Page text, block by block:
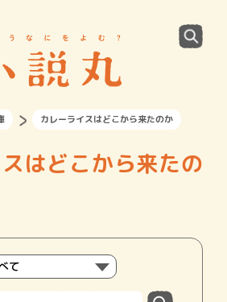
カレーライスはどこから来たのか
はどこから来たの